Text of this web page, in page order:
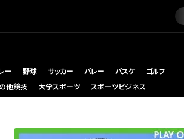
ー 野球 サッカー バレー バスケ
ゴルフ
他競技 大学スポーツ スポーツビジネス